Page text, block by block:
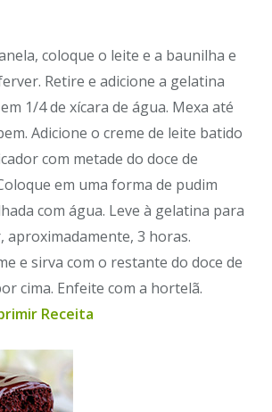
coloque o leite e a baunilha e
Retire e adicione a gelatina
1/4 de xícara de água. Mexa até
Adicione o creme de leite batido
com metade do doce de
em uma forma de pudim
com água. Leve à gelatina para
aproximadamente, 3 horas.
e sirva com o restante do doce de
cima. Enfeite com a hortelã.
Receita